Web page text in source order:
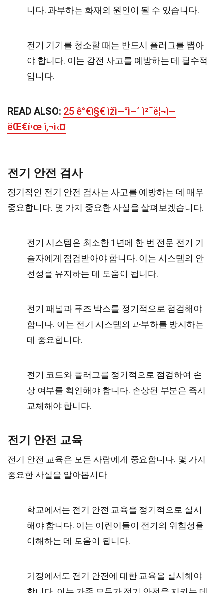
니다. 과부하는 화재의 원인이 될 수 있습니다.
전기 기기를 청소할 때는 반드시 플러그를 뽑아
야 합니다. 이는 감전 사고를 예방하는 데 필수적
입니다.
READ ALSO: 25 ê°€ì§€ ìžì—°ì–´ ì²˜ë¦¬ì—
ëŒ€í•œ ì‚¬ì‹¤
전기 안전 검사
정기적인 전기 안전 검사는 사고를 예방하는 데 매우
중요합니다. 몇 가지 중요한 사실을 살펴보겠습니다.
전기 시스템은 최소한 1년에 한 번 전문 전기 기
술자에게 점검받아야 합니다. 이는 시스템의 안
전성을 유지하는 데 도움이 됩니다.
전기 패널과 퓨즈 박스를 정기적으로 점검해야
합니다. 이는 전기 시스템의 과부하를 방지하는
데 중요합니다.
전기 코드와 플러그를 정기적으로 점검하여 손
상 여부를 확인해야 합니다. 손상된 부분은 즉시
교체해야 합니다.
전기 안전 교육
전기 안전 교육은 모든 사람에게 중요합니다. 몇 가지
중요한 사실을 알아봅시다.
학교에서는 전기 안전 교육을 정기적으로 실시
해야 합니다. 이는 어린이들이 전기의 위험성을
이해하는 데 도움이 됩니다.
가정에서도 전기 안전에 대한 교육을 실시해야